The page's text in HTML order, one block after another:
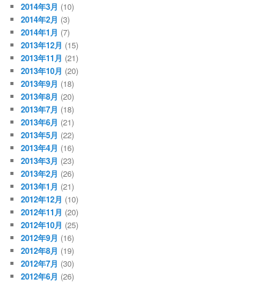
2014年3月 (10)
2014年2月 (3)
2014年1月 (7)
2013年12月 (15)
2013年11月 (21)
2013年10月 (20)
2013年9月 (18)
2013年8月 (20)
2013年7月 (18)
2013年6月 (21)
2013年5月 (22)
2013年4月 (16)
2013年3月 (23)
2013年2月 (26)
2013年1月 (21)
2012年12月 (10)
2012年11月 (20)
2012年10月 (25)
2012年9月 (16)
2012年8月 (19)
2012年7月 (30)
2012年6月 (26)